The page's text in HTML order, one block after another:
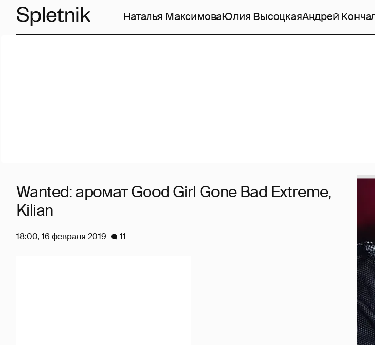
Наталья МаксимоваЮлия ВысоцкаяАндрей
Wanted: аромат Good Girl Gone Bad Extreme,
Kilian
18:00, 16 февраля 2019 11